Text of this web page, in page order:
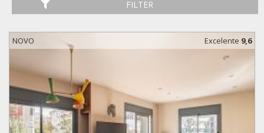
FILTER
NOVO Excelente 9,6